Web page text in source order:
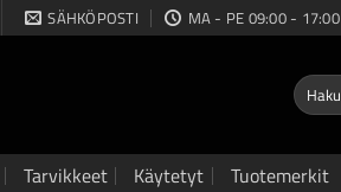
SÄHKÖPOSTI MA - PE 09:00 - 17:00
Etsi:
Tarvikkeet Käytetyt Tuotemerkit